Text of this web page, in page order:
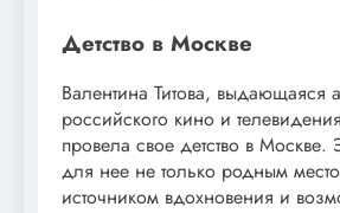
Детство в Москве
Валентина Титова, выдающаяся
российского кино и
провела свое детство в Москве.
для нее не только родным
источником вдохновения и